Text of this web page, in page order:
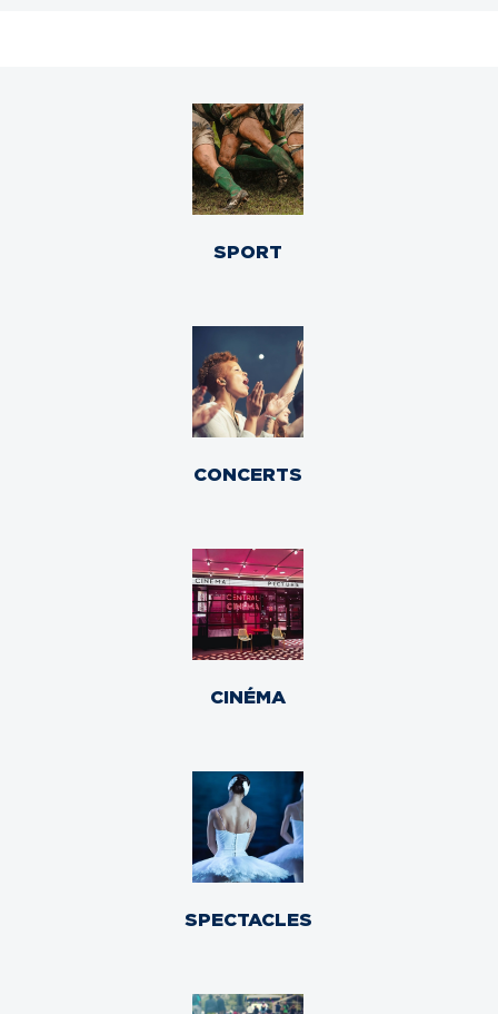
SPORT
CONCERTS
CINÉMA
SPECTACLES